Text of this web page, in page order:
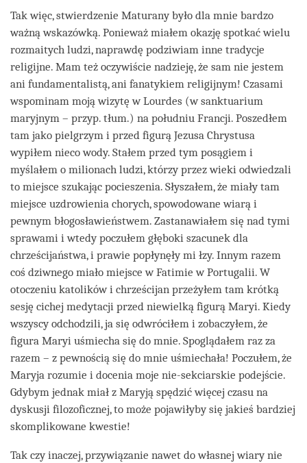
Tak więc, stwierdzenie Maturany było dla mnie bardzo
ważną wskazówką. Ponieważ miałem okazję spotkać wielu
rozmaitych ludzi, naprawdę podziwiam inne tradycje
religijne. Mam też oczywiście nadzieję, że sam nie jestem
ani fundamentalistą, ani fanatykiem religijnym! Czasami
wspominam moją wizytę w Lourdes (w sanktuarium
maryjnym – przyp. tłum.) na południu Francji. Poszedłem
tam jako pielgrzym i przed figurą Jezusa Chrystusa
wypiłem nieco wody. Stałem przed tym posągiem i
myślałem o milionach ludzi, którzy przez wieki odwiedzali
to miejsce szukając pocieszenia. Słyszałem, że miały tam
miejsce uzdrowienia chorych, spowodowane wiarą i
pewnym błogosławieństwem. Zastanawiałem się nad tymi
sprawami i wtedy poczułem głęboki szacunek dla
chrześcijaństwa, i prawie popłynęły mi łzy. Innym razem
coś dziwnego miało miejsce w Fatimie w Portugalii. W
otoczeniu katolików i chrześcijan przeżyłem tam krótką
sesję cichej medytacji przed niewielką figurą Maryi. Kiedy
wszyscy odchodzili, ja się odwróciłem i zobaczyłem, że
figura Maryi uśmiecha się do mnie. Spoglądałem raz za
razem – z pewnością się do mnie uśmiechała! Poczułem, że
Maryja rozumie i docenia moje nie-sekciarskie podejście.
Gdybym jednak miał z Maryją spędzić więcej czasu na
dyskusji filozoficznej, to może pojawiłyby się jakieś bardziej
skomplikowane kwestie!
Tak czy inaczej, przywiązanie nawet do własnej wiary nie